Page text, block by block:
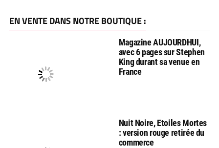
EN VENTE DANS NOTRE BOUTIQUE :
Magazine AUJOURDHUI,
avec 6 pages sur Stephen
King durant sa venue en
France
Nuit Noire, Etoiles Mortes
: version rouge retirée du
commerce